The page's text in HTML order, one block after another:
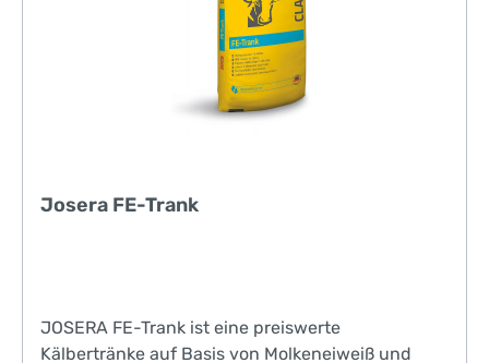
Josera FE-Trank
JOSERA FE-Trank ist eine preiswerte
Kälbertränke auf Basis von Molkeneiweiß und